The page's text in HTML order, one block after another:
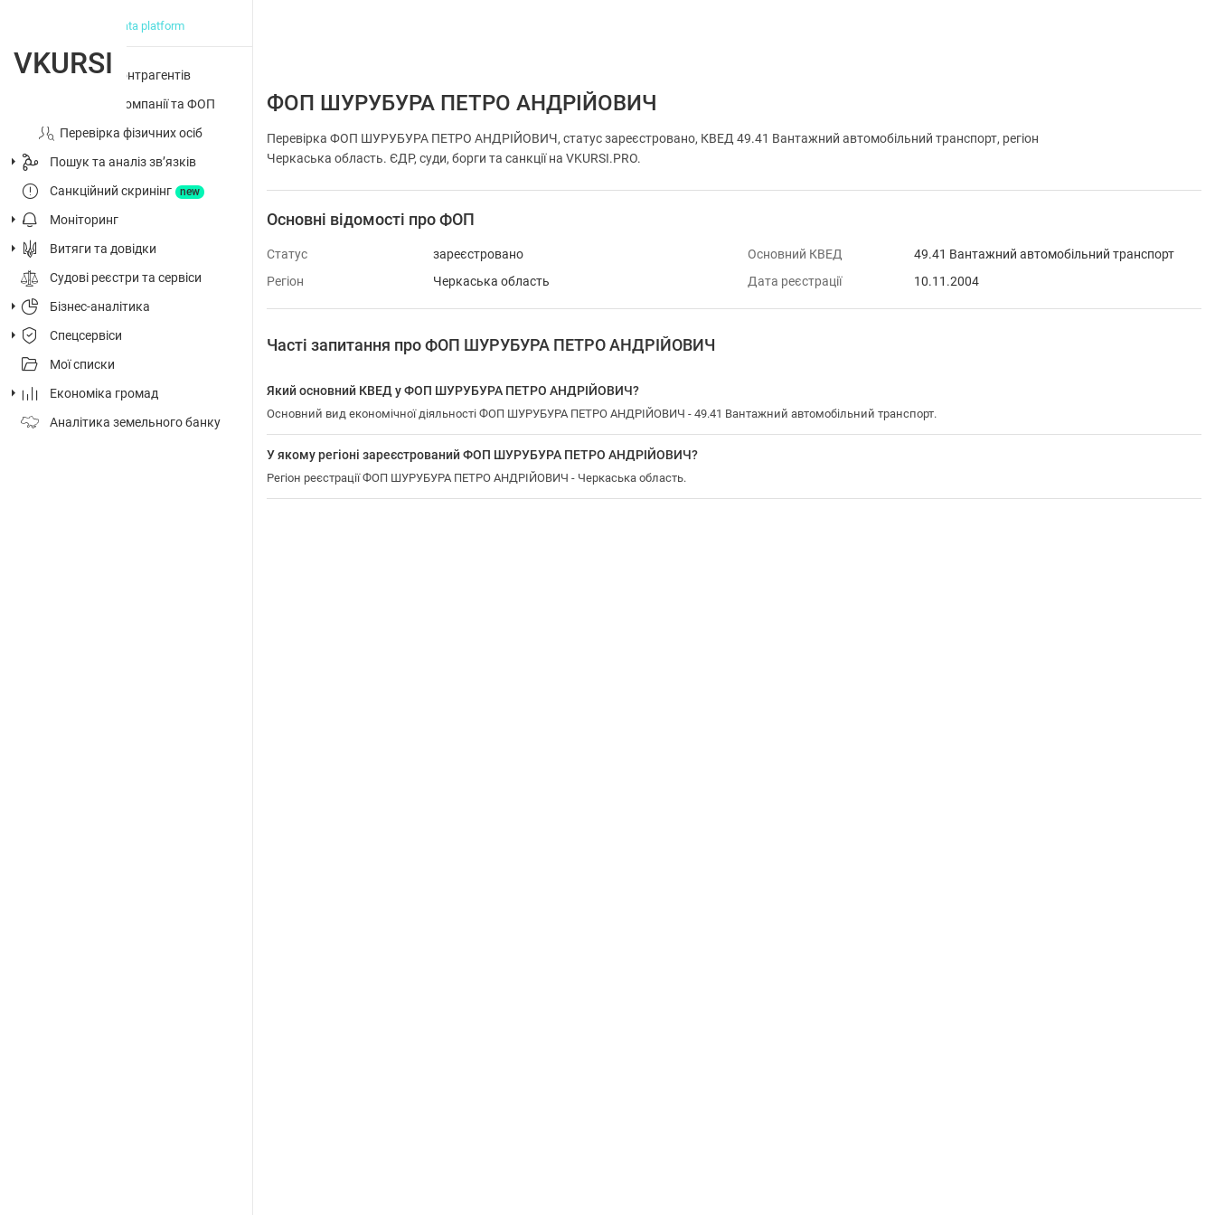
big data platform
Перевірка контрагентів
Досьє на компанії та ФОП
Перевірка фізичних осіб
Пошук та аналіз звʼязків
Санкційний скринінг
new
Моніторинг
Витяги та довідки
Судові реєстри та сервіси
Бізнес-аналітика
Спецсервіси
Мої списки
Економіка громад
Аналітика земельного банку
ФОП ШУРУБУРА ПЕТРО АНДРІЙОВИЧ
Перевірка ФОП ШУРУБУРА ПЕТРО АНДРІЙОВИЧ, статус зареєстровано, КВЕД 49.41 Вантажний автомобільний транспорт, регіон
Черкаська область. ЄДР, суди, борги та санкції на VKURSI.PRO.
Основні відомості про ФОП
Статус зареєстровано Основний КВЕД
49.41 Вантажний автомобільний транспорт
Регіон
Черкаська область Дата реєстрації 10.11.2004
Часті запитання про ФОП ШУРУБУРА ПЕТРО АНДРІЙОВИЧ
Який основний КВЕД у ФОП ШУРУБУРА ПЕТРО АНДРІЙОВИЧ?
Основний вид економічної діяльності ФОП ШУРУБУРА ПЕТРО АНДРІЙОВИЧ - 49.41 Вантажний автомобільний транспорт.
У якому регіоні зареєстрований ФОП ШУРУБУРА ПЕТРО АНДРІЙОВИЧ?
Регіон реєстрації ФОП ШУРУБУРА ПЕТРО АНДРІЙОВИЧ - Черкаська область.
VKURSI